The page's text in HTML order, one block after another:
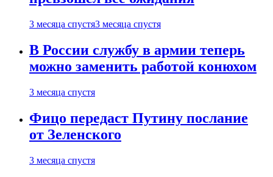
3 месяца спустя3 месяца спустя
В России службу в армии теперь
можно заменить работой конюхом
3 месяца спустя
Фицо передаст Путину послание
от Зеленского
3 месяца спустя